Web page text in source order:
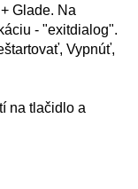
Glade. Na
- "exitdialog".
Vypnúť,
na tlačidlo a